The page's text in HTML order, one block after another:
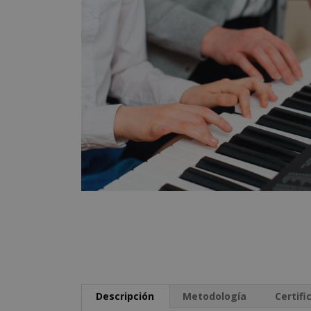
Descripción Metodología